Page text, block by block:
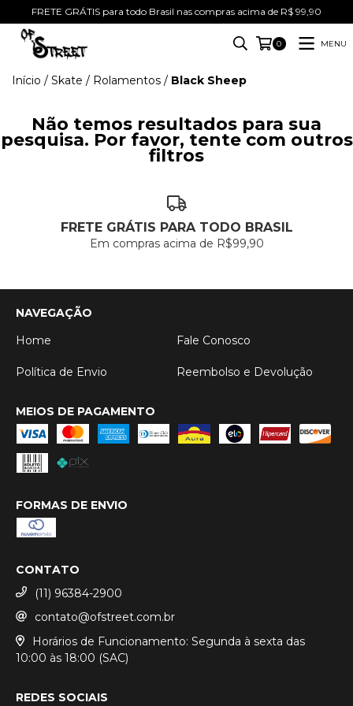
FRETE GRÁTIS para todo Brasil nas compras acima de R$ 99,90
0 MENU
Início / Skate / Rolamentos / Black Sheep
Não temos resultados para sua
pesquisa. Por favor, tente com outros
filtros
FRETE GRÁTIS PARA TODO BRASIL
Em compras acima de R$99,90
NAVEGAÇÃO
Home
Fale Conosco
Política de Envio Reembolso e Devolução
MEIOS DE PAGAMENTO
FORMAS DE ENVIO
CONTATO
(11) 96384-2900
contato@ofstreet.com.br
Horários de Funcionamento: Segunda à sexta das
10:00 às 18:00 (SAC)
REDES SOCIAIS